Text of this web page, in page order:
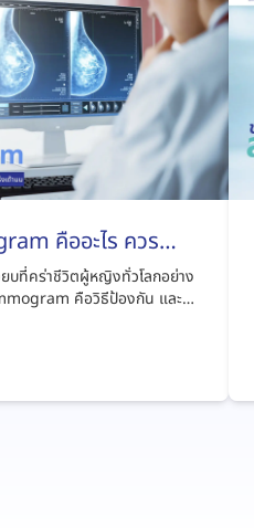
คืออะไร ควร
งกันมะเร็งเต้านม
ยบที่คร่าชีวิตผู้หญิงทั่วโลกอย่าง
คือวิธีป้องกัน และลด
วามนี้